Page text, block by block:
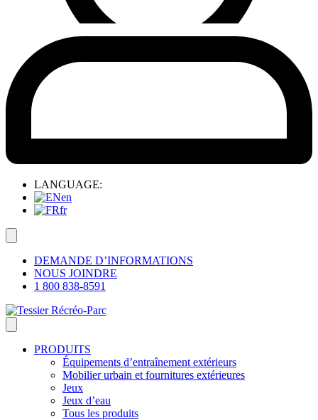
LANGUAGE:
en
fr
DEMANDE D’INFORMATIONS
NOUS JOINDRE
1 800 838-8591
PRODUITS
Équipements d’entraînement extérieurs
Mobilier urbain et fournitures extérieures
Jeux
Jeux d’eau
Tous les produits